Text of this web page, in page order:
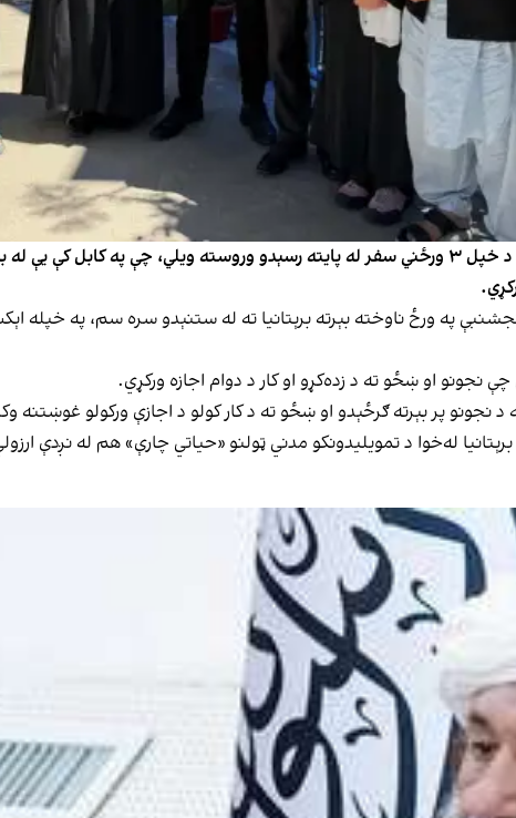
د افغانستان لپاره د برېتانیا ځانګړي استازي ریچارډ لېنډسي کابل ته د خپل ۳ ورځني سفر له پایته رسېدو
په ورځ ناوخته بېرته برېتانیا ته له ستنېدو سره سم، په خپله
نجونو او ښځو ته د زده‌کړو او کار د دوام اجازه ورکړي.
پر بېرته ګرځېدو او ښځو ته د کار کولو د اجازې ورکولو غوښتنه
له‌خوا د تمویلیدونکو مدني ټولنو «حیاتي چارې» هم له نږدې